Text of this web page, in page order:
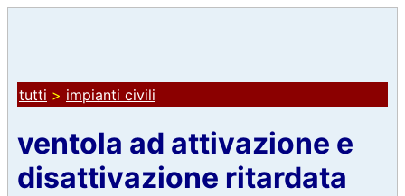
tutti > impianti civili
ventola ad attivazione e
disattivazione ritardata